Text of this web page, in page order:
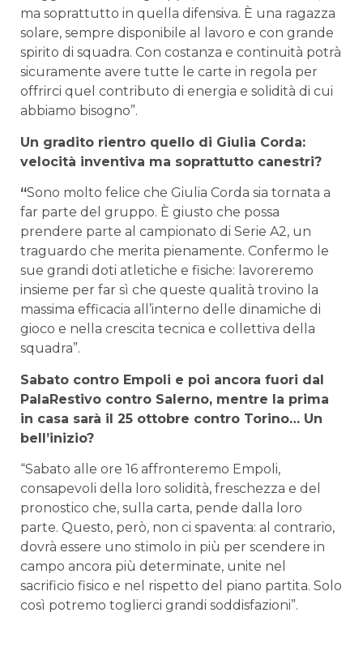
ma soprattutto in quella difensiva. È una ragazza
solare, sempre disponibile al lavoro e con grande
spirito di squadra. Con costanza e continuità potrà
sicuramente avere tutte le carte in regola per
offrirci quel contributo di energia e solidità di cui
abbiamo bisogno”.
Un gradito rientro quello di Giulia Corda:
velocità inventiva ma soprattutto canestri?
“Sono molto felice che Giulia Corda sia tornata a
far parte del gruppo. È giusto che possa
prendere parte al campionato di Serie A2, un
traguardo che merita pienamente. Confermo le
sue grandi doti atletiche e fisiche: lavoreremo
insieme per far sì che queste qualità trovino la
massima efficacia all’interno delle dinamiche di
gioco e nella crescita tecnica e collettiva della
squadra”.
Sabato contro Empoli e poi ancora fuori dal
PalaRestivo contro Salerno, mentre la prima
in casa sarà il 25 ottobre contro Torino… Un
bell’inizio?
“Sabato alle ore 16 affronteremo Empoli,
consapevoli della loro solidità, freschezza e del
pronostico che, sulla carta, pende dalla loro
parte. Questo, però, non ci spaventa: al contrario,
dovrà essere uno stimolo in più per scendere in
campo ancora più determinate, unite nel
sacrificio fisico e nel rispetto del piano partita. Solo
così potremo toglierci grandi soddisfazioni”.